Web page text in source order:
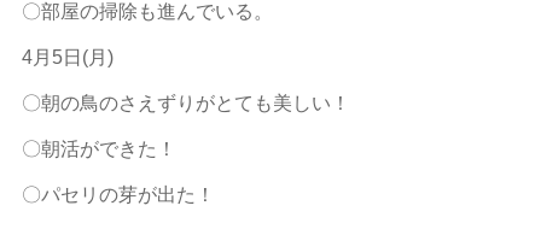
〇部屋の掃除も進んでいる。
4月 5日 (月)
〇朝の鳥のさえずりがとても美しい！
〇朝活ができた！
〇パセリの芽が出た！